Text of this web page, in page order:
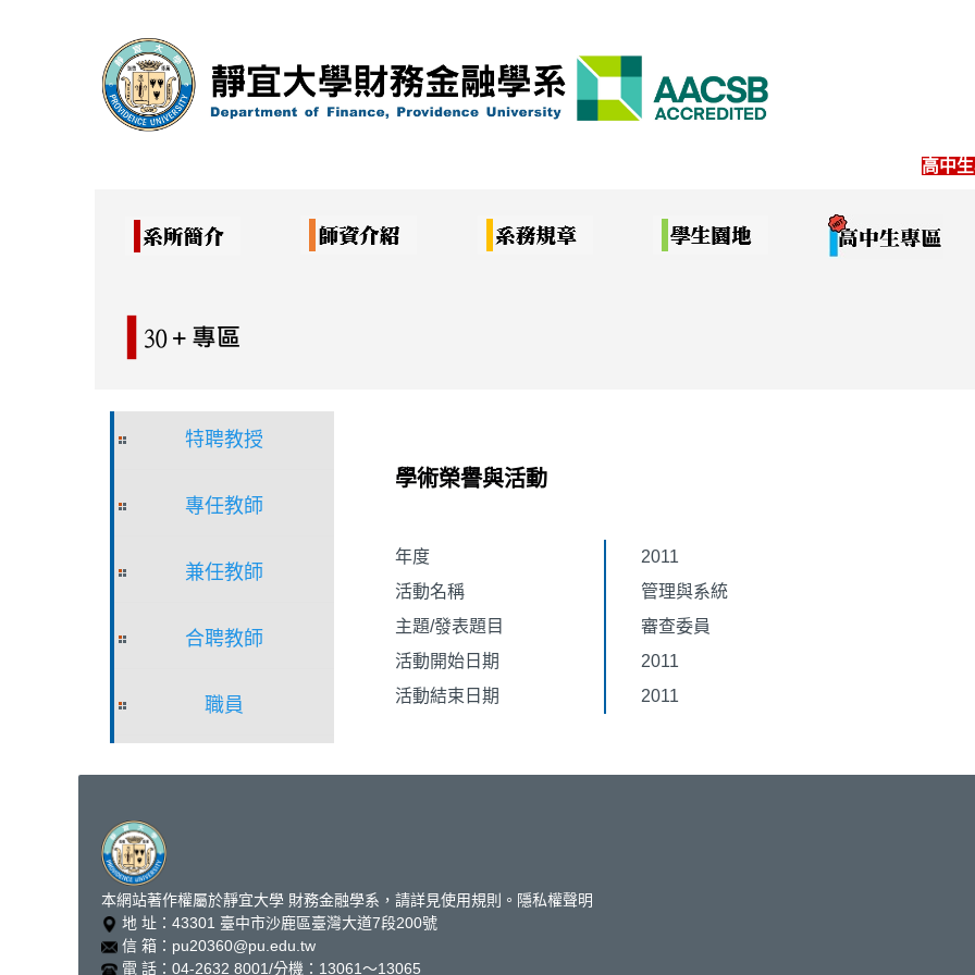
高中
特聘教授
專任教師
兼任教師
合聘教師
職員
學術榮譽與活動
年度
2011
活動名稱
管理與系統
主題/發表題目
審查委員
活動開始日期
2011
活動結束日期
2011
本網站著作權屬於靜宜大學 財務金融學系，請詳見使用規則。 隱私權聲明
地 址：43301 臺中市沙鹿區臺灣大道7段200號
信 箱：pu20360@pu.edu.tw
電 話：04-2632 8001/分機：13061～13065